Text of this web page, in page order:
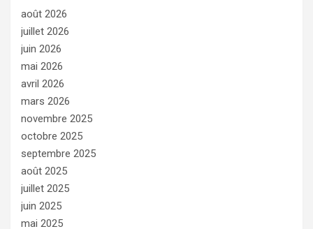
août 2026
juillet 2026
juin 2026
mai 2026
avril 2026
mars 2026
novembre 2025
octobre 2025
septembre 2025
août 2025
juillet 2025
juin 2025
mai 2025